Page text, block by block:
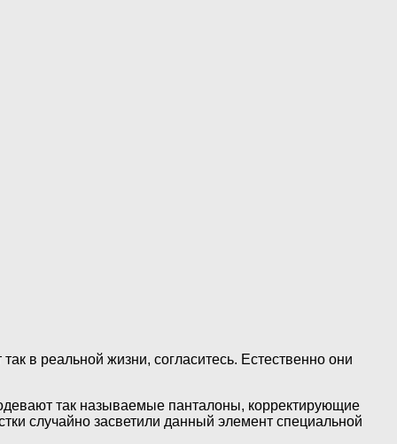
в реальной жизни, согласитесь. Естественно они
так называемые панталоны, корректирующие
случайно засветили данный элемент специальной